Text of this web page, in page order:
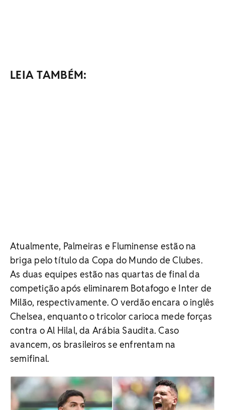
LEIA TAMBÉM:
Atualmente, Palmeiras e Fluminense estão na
briga pelo título da Copa do Mundo de Clubes.
As duas equipes estão nas quartas de final da
competição após eliminarem Botafogo e Inter de
Milão, respectivamente. O verdão encara o inglês
Chelsea, enquanto o tricolor carioca mede forças
contra o Al Hilal, da Arábia Saudita. Caso
avancem, os brasileiros se enfrentam na
semifinal.